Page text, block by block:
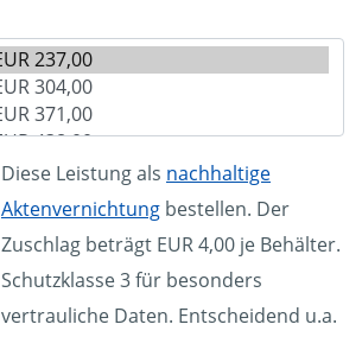
Diese Leistung als nachhaltige
Aktenvernichtung bestellen. Der
Zuschlag beträgt EUR 4,00 je Behälter.
Schutzklasse 3 für besonders
vertrauliche Daten. Entscheidend u.a.